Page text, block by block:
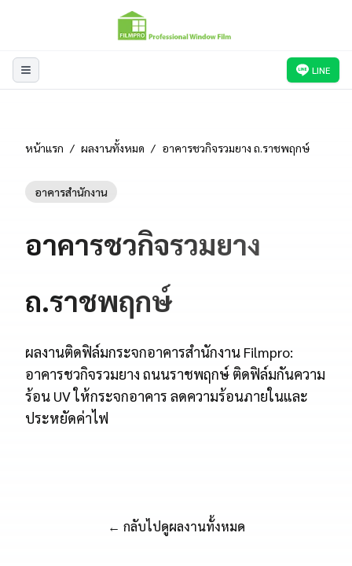
LINE
หน้าแรก / ผลงานทั้งหมด / อาคารชวกิจรวมยาง ถ.ราชพฤกษ์
อาคารสำนักงาน
อาคารชวกิจรวมยาง
ถ.ราชพฤกษ์
ผลงานติดฟิล์มกระจกอาคารสำนักงาน Filmpro:
อาคารชวกิจรวมยาง ถนนราชพฤกษ์ ติดฟิล์มกันความ
ร้อน UV ให้กระจกอาคาร ลดความร้อนภายในและ
ประหยัดค่าไฟ
← กลับไปดูผลงานทั้งหมด